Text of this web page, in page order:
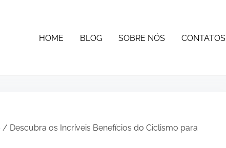
HOME BLOG SOBRE NÓS CONTATOS
/ Descubra os Incríveis Benefícios do Ciclismo para